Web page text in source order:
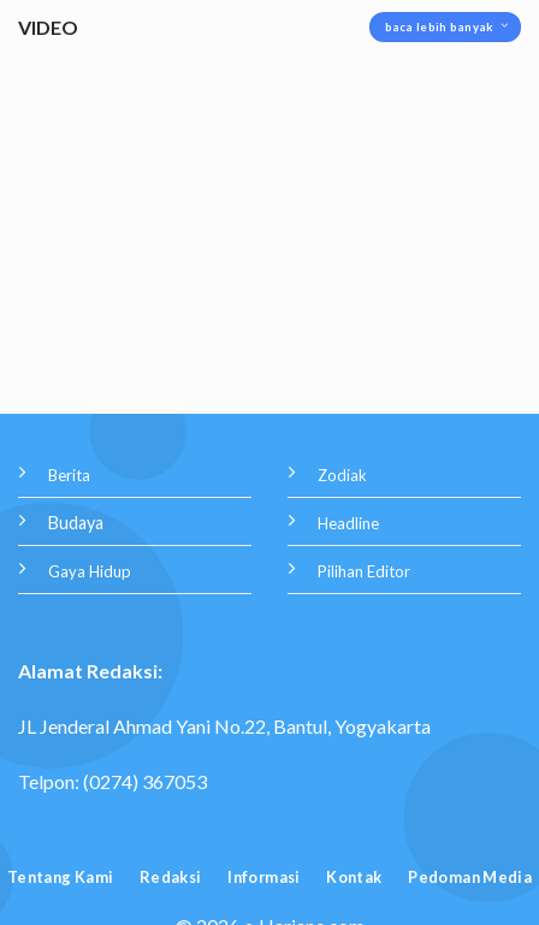
VIDEO baca lebih banyak
Berita
Budaya
Gaya Hidup
Zodiak
Headline
Pilihan Editor
Alamat Redaksi:
JL Jenderal Ahmad Yani No.22, Bantul, Yogyakarta
Telpon: (0274) 367053
Tentang Kami Redaksi Informasi Kontak Pedoman Media